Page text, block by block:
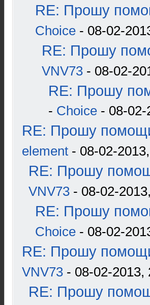
RE: Прошу
Choice - 08-02-
RE: Прошу
VNV73 - 08-02-
RE: Прошу
- Choice - 08-02-
RE: Прошу
element - 08-02-
RE: Прошу
VNV73 - 08-02-
RE: Прошу
Choice - 08-02-
RE: Прошу
VNV73 - 08-02-2013,
RE: Прошу